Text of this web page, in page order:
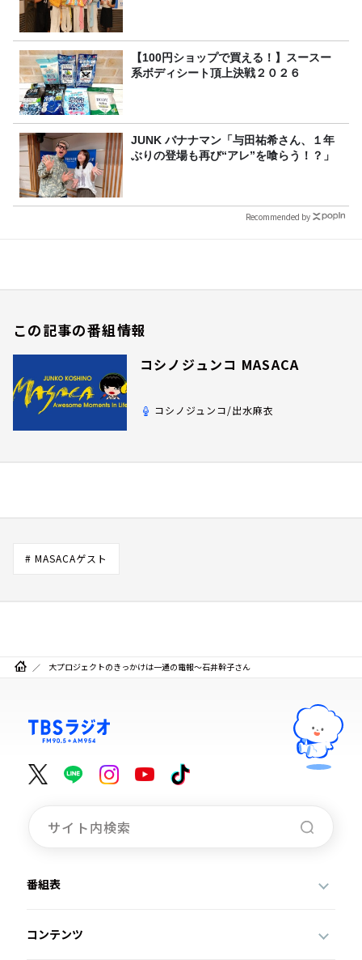
【100円ショップで買える！】スースー
系ボディシート頂上決戦２０２６
JUNK バナナマン「与田祐希さん、１年
ぶりの登場も再び“アレ”を喰らう！？」
Recommended by
この記事の番組情報
コシノジュンコ MASACA
コシノジュンコ/出水麻衣
# MASACAゲスト
大プロジェクトのきっかけは一通の電報～石井幹子さん
番組表
コンテンツ